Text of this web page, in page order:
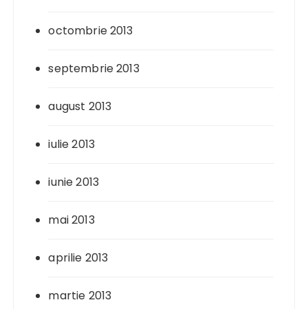
octombrie 2013
septembrie 2013
august 2013
iulie 2013
iunie 2013
mai 2013
aprilie 2013
martie 2013